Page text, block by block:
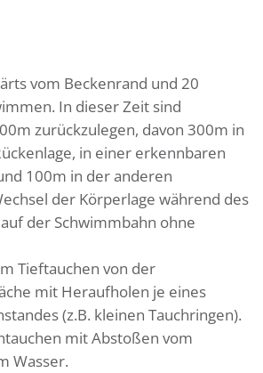
vom Beckenrand und 20
In dieser Zeit sind
zurückzulegen, davon 300m in
in einer erkennbaren
100m in der anderen
der Körperlage während des
der Schwimmbahn ohne
Tieftauchen von der
mit Heraufholen je eines
(z.B. kleinen Tauchringen).
mit Abstoßen vom
Wasser.